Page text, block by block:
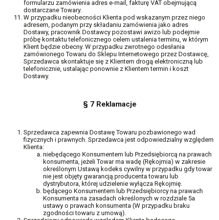
formularzu zamówienia adres e-mail, fakturę VAT obejmującą
dostarczane Towary.
W przypadku nieobecności Klienta pod wskazanym przez niego
adresem, podanym przy składaniu zamówienia jako adres
Dostawy, pracownik Dostawcy pozostawi awizo lub podejmie
próbę kontaktu telefonicznego celem ustalenia terminu, w którym
Klient będzie obecny. W przypadku zwrotnego odesłania
zamówionego Towaru do Sklepu Internetowego przez Dostawcę,
Sprzedawca skontaktuje się z Klientem drogą elektroniczną lub
telefonicznie, ustalając ponownie z Klientem termin i koszt
Dostawy.
§ 7 Reklamacje
Sprzedawca zapewnia Dostawę Towaru pozbawionego wad
fizycznych i prawnych. Sprzedawca jest odpowiedzialny względem
Klienta:
niebędącego Konsumentem lub Przedsiębiorcą na prawach
konsumenta, jeżeli Towar ma wadę (Rękojmia) w zakresie
określonym Ustawą kodeks cywilny w przypadku gdy towar
nie jest objęty gwarancją producenta towaru lub
dystrybutora, której udzielenie wyłącza Rękojmię.
będącego Konsumentem lub Przedsiębiorcy na prawach
Konsumenta na zasadach określonych w rozdziale 5a
ustawy o prawach konsumenta (W przypadku braku
zgodności towaru z umową).